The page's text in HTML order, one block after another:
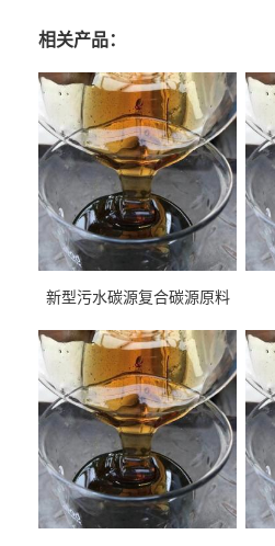
相关产品：
新型污水碳源复合碳源原料